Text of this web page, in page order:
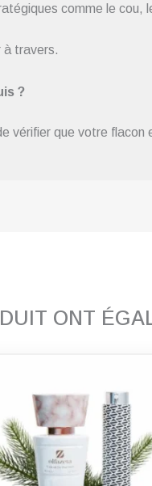
comme le cou,
à travers.
?
vérifier que votre
ONT